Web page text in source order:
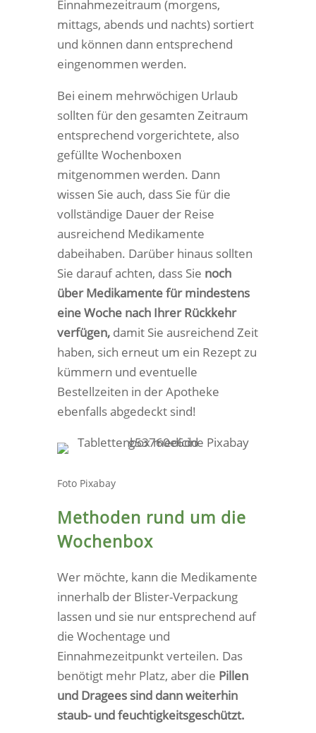
Einnahmezeitraum (morgens,
mittags, abends und nachts) sortiert
und können dann entsprechend
eingenommen werden.
Bei einem mehrwöchigen Urlaub
sollten für den gesamten Zeitraum
entsprechend vorgerichtete, also
gefüllte Wochenboxen
mitgenommen werden. Dann
wissen Sie auch, dass Sie für die
vollständige Dauer der Reise
ausreichend Medikamente
dabeihaben. Darüber hinaus sollten
Sie darauf achten, dass Sie noch
über Medikamente für mindestens
eine Woche nach Ihrer Rückkehr
verfügen,damit Sie ausreichend Zeit
haben, sich erneut um ein Rezept zu
kümmern und eventuelle
Bestellzeiten in der Apotheke
ebenfalls abgedeckt sind!
Foto Pixabay
Methoden rund um die
Wochenbox
Wer möchte, kann die Medikamente
innerhalb der Blister-Verpackung
lassen und sie nur entsprechend auf
die Wochentage und
Einnahmezeitpunkt verteilen. Das
benötigt mehr Platz, aber die Pillen
und Dragees sind dann weiterhin
staub- und feuchtigkeitsgeschützt.